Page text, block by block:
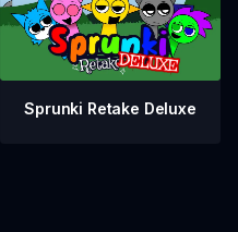
Sprunki Retake Deluxe